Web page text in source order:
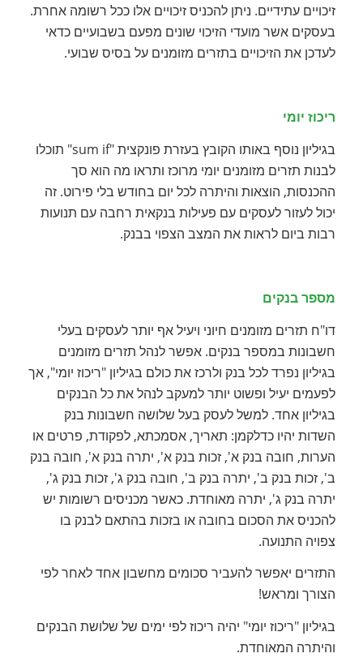
זיכויים עתידיים. ניתן להכניס זיכויים אלו ככל רשומה אחרת.
בעסקים אשר מועדי הזיכוי שונים מפעם בשבועיים כדאי
לעדכן את הזיכויים בתזרים מזומנים על בסיס שבועי.
ריכוז יומי
בגיליון נוסף באותו הקובץ בעזרת פונקצית "sum if" תוכלו
לבנות תזרים מזומנים יומי מרוכז ותראו מה הוא סך
ההכנסות, הוצאות והיתרה לכל יום בחודש בלי פירוט. זה
יכול לעזור לעסקים עם פעילות בנקאית רחבה עם תנועות
רבות ביום לראות את המצב הצפוי בבנק.
מספר בנקים
דו"ח תזרים מזומנים חיוני ויעיל אף יותר לעסקים בעלי
חשבונות במספר בנקים. אפשר לנהל תזרים מזומנים
בגיליון נפרד לכל בנק ולרכז את כולם בגיליון "ריכוז יומי", אך
לפעמים יעיל ופשוט יותר למעקב לנהל את כל הבנקים
בגיליון אחד. למשל לעסק בעל שלושה חשבונות בנק
השדות יהיו כדלקמן: תאריך, אסמכתא, לפקודת, פרטים או
הערות, חובה בנק א', זכות בנק א', יתרה בנק א', חובה בנק
ב', זכות בנק ב', יתרה בנק ב', חובה בנק ג', זכות בנק ג',
יתרה בנק ג', יתרה מאוחדת. כאשר מכניסים רשומות יש
להכניס את הסכום בחובה או בזכות בהתאם לבנק בו
צפויה התנועה.
התזרים יאפשר להעביר סכומים מחשבון אחד לאחר לפי
הצורך ומראש!
בגיליון "ריכוז יומי" יהיה ריכוז לפי ימים של שלושת הבנקים
והיתרה המאוחדת.